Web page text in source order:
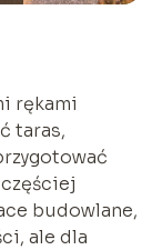
rękami
taras,
budowlane,
ale dla